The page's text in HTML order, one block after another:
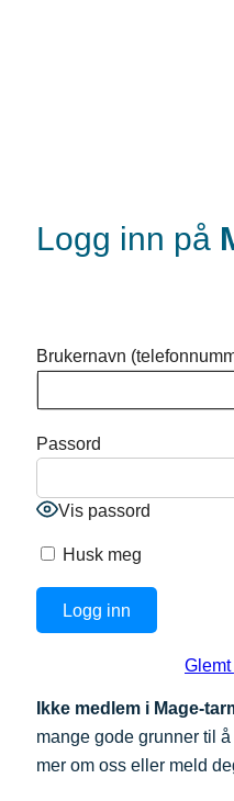
Logg inn på
Brukernavn
Passord
Vis passord
Husk meg
Ikke medlem i Mage-
mange gode grunner til
mer om oss eller meld